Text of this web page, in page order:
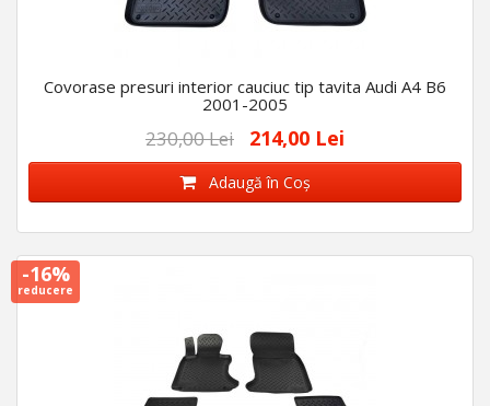
Covorase presuri interior cauciuc tip tavita Audi A4 B6
2001-2005
230,00 Lei 214,00 Lei
Adaugă în Coş
-16%
reducere